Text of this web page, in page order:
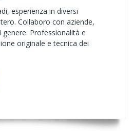
esperienza in diversi
Collaboro con aziende,
Professionalità e
originale e tecnica dei